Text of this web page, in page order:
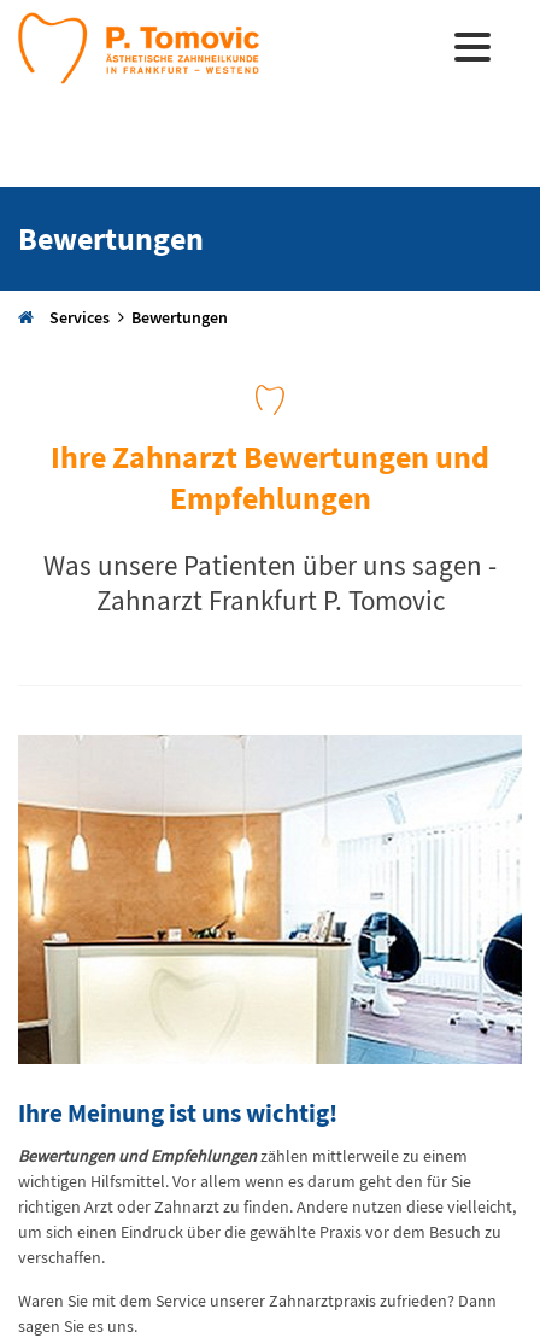
Bewertungen
Services Bewertungen
Ihre Zahnarzt Bewertungen und
Empfehlungen
Was unsere Patienten über uns sagen -
Zahnarzt Frankfurt P. Tomovic
Ihre Meinung ist uns wichtig!
Bewertungen und Empfehlungenzählen mittlerweile zu einem
wichtigen Hilfsmittel. Vor allem wenn es darum geht den für Sie
richtigen Arzt oder Zahnarzt zu finden. Andere nutzen diese vielleicht,
um sich einen Eindruck über die gewählte Praxis vor dem Besuch zu
verschaffen.
Waren Sie mit dem Service unserer Zahnarztpraxis zufrieden? Dann
sagen Sie es uns.